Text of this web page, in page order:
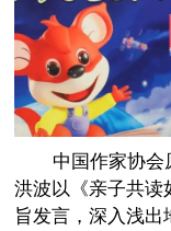
中国作家协会
洪波以《亲子共读
旨发言，深入浅